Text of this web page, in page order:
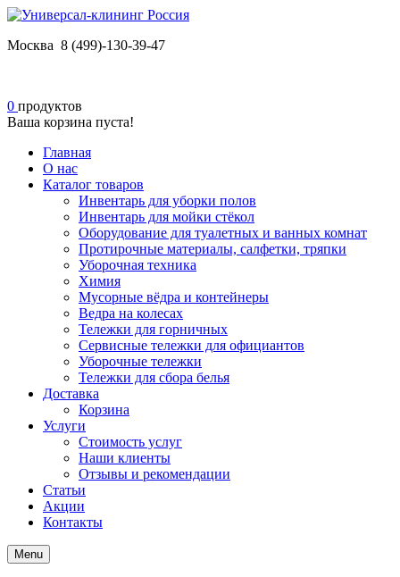
Москва 8 (499)-130-39-47
0 продуктов
Ваша корзина пуста!
Главная
О нас
Каталог товаров
Инвентарь для уборки полов
Инвентарь для мойки стёкол
Оборудование для туалетных и ванных комнат
Протирочные материалы, салфетки, тряпки
Уборочная техника
Химия
Мусорные вёдра и контейнеры
Ведра на колесах
Тележки для горничных
Сервисные тележки для официантов
Уборочные тележки
Тележки для сбора белья
Доставка
Корзина
Услуги
Стоимость услуг
Наши клиенты
Отзывы и рекомендации
Статьи
Акции
Контакты
Menu